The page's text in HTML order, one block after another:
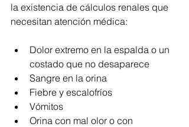
la existencia de cálculos renales que
necesitan atención médica:
Dolor extremo en la espalda o un
costado que no desaparece
Sangre en la orina
Fiebre y escalofríos
Vómitos
Orina con mal olor o con